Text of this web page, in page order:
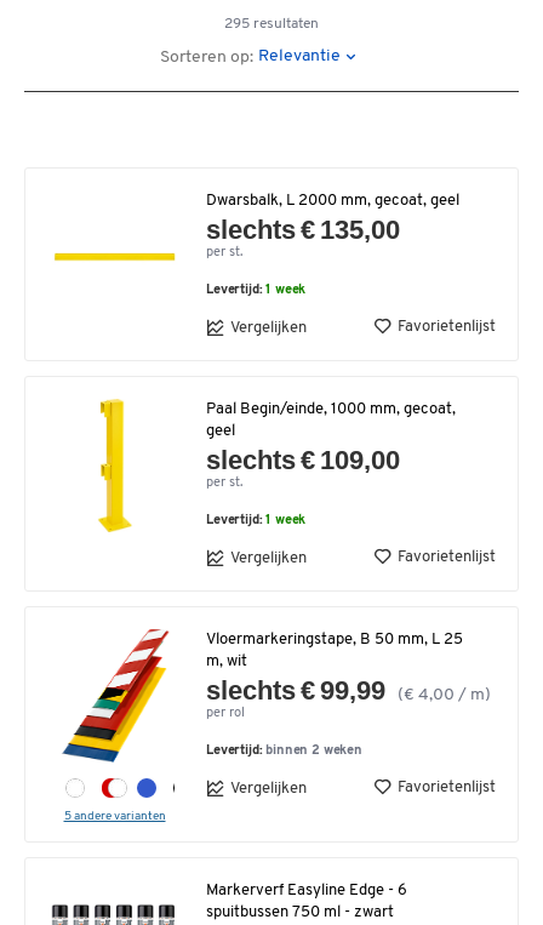
295 resultaten
Sorteren op: Relevantie
Dwarsbalk, L 2000 mm, gecoat, geel
slechts € 135,00
per st.
Levertijd:1 week
Vergelijken Favorietenlijst
Paal Begin/einde, 1000 mm, gecoat,
geel
slechts € 109,00
per st.
Levertijd:1 week
Vergelijken Favorietenlijst
5 andere varianten
Vloermarkeringstape, B 50 mm, L 25
m, wit
slechts € 99,99 (€ 4,00 / m)
per rol
Levertijd: binnen 2 weken
Vergelijken Favorietenlijst
Markerverf Easyline Edge - 6
spuitbussen 750 ml - zwart